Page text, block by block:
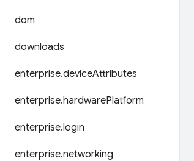
dom
downloads
enterprise.deviceAttributes
enterprise.hardwarePlatform
enterprise.login
enterprise.networking